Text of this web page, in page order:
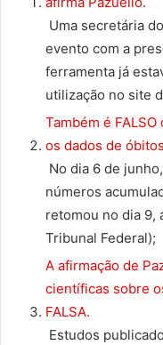
Uma secretária
evento com a
ferramenta já
utilização no site
Também é
os dados de
No dia 6 de
números
retomou no dia 9,
Tribunal Federal);
A afirmação de
científicas sobre
FALSA.
Estudos